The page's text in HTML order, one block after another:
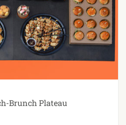
Brunch Plateau